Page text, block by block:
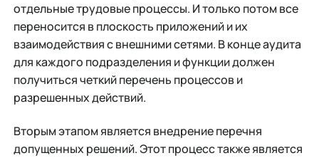
отдельные трудовые процессы. И только потом все
переносится в плоскость приложений и их
взаимодействия с внешними сетями. В конце аудита
для каждого подразделения и функции должен
получиться четкий перечень процессов и
разрешенных действий.
Вторым этапом является внедрение перечня
допущенных решений. Этот процесс также является